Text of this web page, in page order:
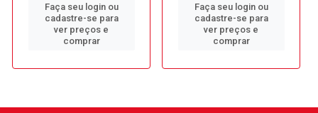
Faça seu login ou
cadastre-se para
ver preços e
comprar
Faça seu login ou
cadastre-se para
ver preços e
comprar